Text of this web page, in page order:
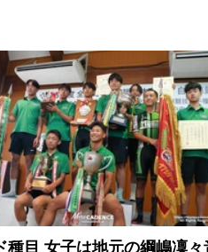
種目 女子は地元の綱嶋凜々